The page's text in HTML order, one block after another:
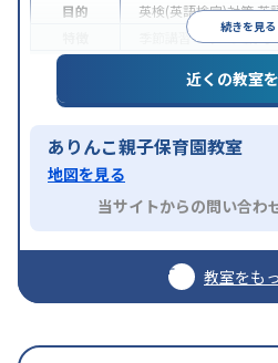
続きを見る
目的
英検(英語検定)対策英
季節講習のみの受講可
近くの教室
ありんこ親子保育園教室
地図を見る
当サイトからの問い合わ
教室をも